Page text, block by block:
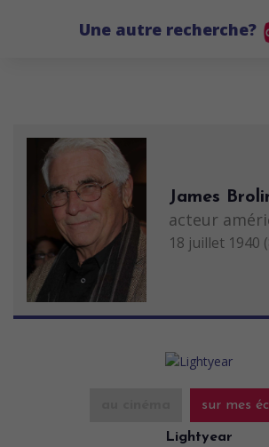
Une autre recherche?
James
acteur
18 juillet 1940
sur mes
Lightyear